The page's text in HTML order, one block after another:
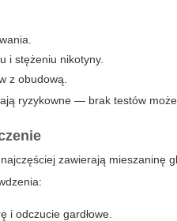
i stężeniu nikotyny.
z obudową.
ryzykowne — brak testów
najczęściej zawierają mieszaninę
i odczucie gardłowe.